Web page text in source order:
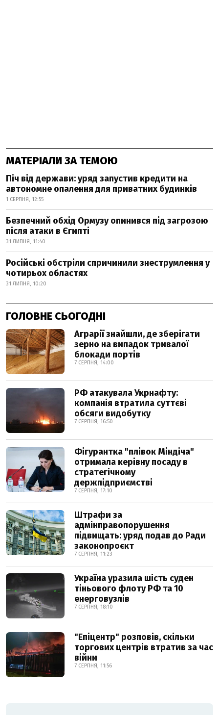
МАТЕРІАЛИ ЗА ТЕМОЮ
Піч від держави: уряд запустив кредити на
автономне опалення для приватних будинків
1 СЕРПНЯ, 12:55
Безпечний обхід Ормузу опинився під загрозою
після атаки в Єгипті
31 ЛИПНЯ, 11:40
Російські обстріли спричинили знеструмлення у
чотирьох областях
31 ЛИПНЯ, 10:20
ГОЛОВНЕ СЬОГОДНІ
Аграрії знайшли, де зберігати
зерно на випадок тривалої
блокади портів
7 СЕРПНЯ, 14:00
РФ атакувала Укрнафту:
компанія втратила суттєві
обсяги видобутку
7 СЕРПНЯ, 16:50
Фігурантка "плівок Міндіча"
отримала керівну посаду в
стратегічному
держпідприємстві
7 СЕРПНЯ, 17:10
Штрафи за
адмінправопорушення
підвищать: уряд подав до Ради
законопроєкт
7 СЕРПНЯ, 11:23
Україна уразила шість суден
тіньового флоту РФ та 10
енерговузлів
7 СЕРПНЯ, 18:10
"Епіцентр" розповів, скільки
торгових центрів втратив за час
війни
7 СЕРПНЯ, 11:56